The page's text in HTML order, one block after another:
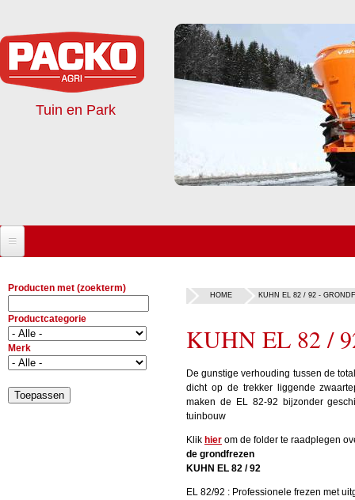
Tuin en Park
Nieuws
Producten
Dealerlocator
Producten met (zoekterm)
Productcategorie
Merk
U BENT HIER
HOME KUHN EL 82 / 92 -
KUHN EL 82 /
De gunstige verhouding tussen de
dicht op de trekker liggende
maken de EL 82-92 bijzonder
tuinbouw
Klik hier om de folder te raadplegen
de grondfrezen
KUHN EL 82 / 92
EL 82/92 : Professionele frezen met